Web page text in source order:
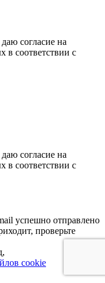
согласие на
в соответствии с
согласие на
в соответствии с
успешно отправлено
проверьте
cookie